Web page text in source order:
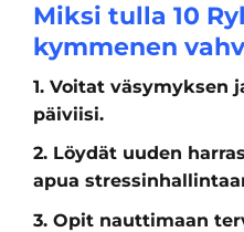
Miksi tulla 10
kymmenen
1. Voitat väsymyksen
päiviisi.
2. Löydät uuden
apua
3. Opit nauttimaan